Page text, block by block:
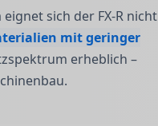
sich der FX-R nicht
mit geringer
erheblich –